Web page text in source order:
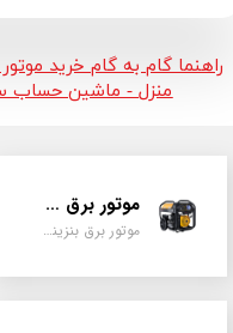
راهنما گام به گام خرید
منزل - ماشین حساب
موتور برق و ژنراتور
موتور برق بنزینی، دیزلی ، گازی ، سه گانه سوز